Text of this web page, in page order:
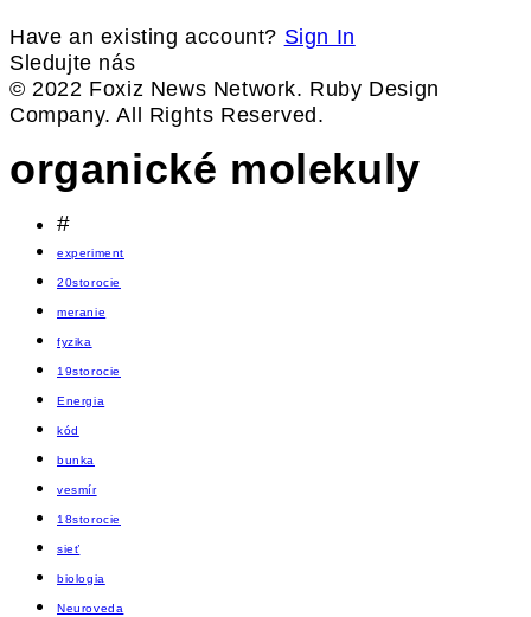
Have an existing account? Sign In
Sledujte nás
© 2022 Foxiz News Network. Ruby Design
Company. All Rights Reserved.
organické molekuly
#
experiment
20storocie
meranie
fyzika
19storocie
Energia
kód
bunka
vesmír
18storocie
sieť
biologia
Neuroveda